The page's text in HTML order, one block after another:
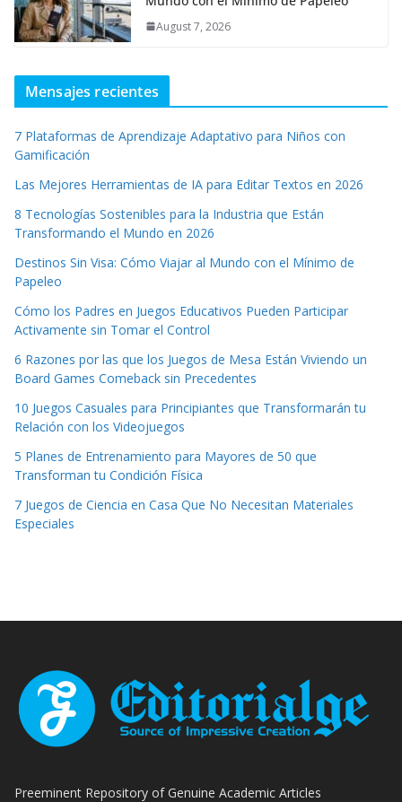
August 7, 2026
Mensajes recientes
7 Plataformas de Aprendizaje Adaptativo para Niños con
Gamificación
Las Mejores Herramientas de IA para Editar Textos en 2026
8 Tecnologías Sostenibles para la Industria que Están
Transformando el Mundo en 2026
Destinos Sin Visa: Cómo Viajar al Mundo con el Mínimo de
Papeleo
Cómo los Padres en Juegos Educativos Pueden Participar
Activamente sin Tomar el Control
6 Razones por las que los Juegos de Mesa Están Viviendo un
Board Games Comeback sin Precedentes
10 Juegos Casuales para Principiantes que Transformarán tu
Relación con los Videojuegos
5 Planes de Entrenamiento para Mayores de 50 que
Transforman tu Condición Física
7 Juegos de Ciencia en Casa Que No Necesitan Materiales
Especiales
Preeminent Repository of Genuine Academic Articles